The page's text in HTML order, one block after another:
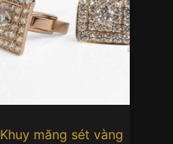
Khuy măng sét vàng